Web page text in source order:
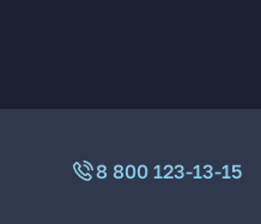
8 800 123-13-15